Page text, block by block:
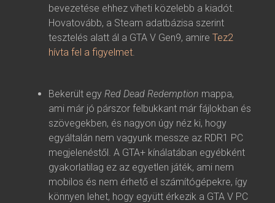
bevezetése ehhez viheti közelebb a kiadót.
Hovatovább, a Steam adatbázisa szerint
tesztelés alatt ál a GTA V Gen9, amire Tez2
hívta fel a figyelmet.
Bekerült egy Red Dead Redemption mappa,
ami már jó párszor felbukkant már fájlokban és
szövegekben, és nagyon úgy néz ki, hogy
egyáltalán nem vagyunk messze az RDR1 PC
megjelenéstől. A GTA+ kínálatában egyébként
gyakorlatilag ez az egyetlen játék, ami nem
mobilos és nem érhető el számítógépekre, így
könnyen lehet, hogy együtt érkezik a GTA V PC